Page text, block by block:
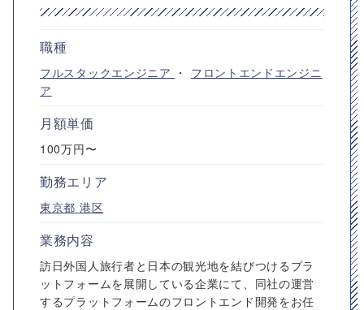
職種
フルスタックエンジニア ・ フロントエンドエンジニ
ア
月額単価
100万円〜
勤務エリア
東京都 港区
業務内容
訪日外国人旅行者と日本の観光地を結びつけるプラ
ットフォームを展開している企業にて、同社の運営
するプラットフォームのフロントエンド開発をお任